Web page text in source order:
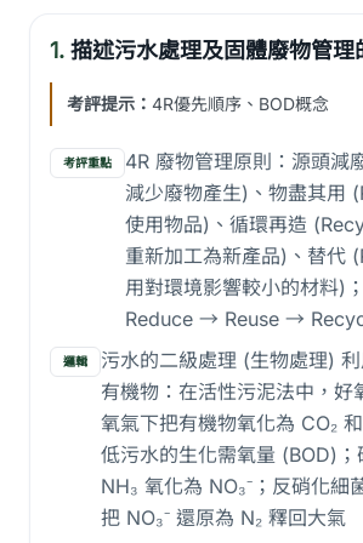
1. 描述污水處理及固體廢物管理
考評提示： 4R優先順序、BOD概念
考評重點
4R 廢物管理原則：源頭
減少廢物產生)、物盡其用
使用物品)、循環再造
重新加工為新產品)、替代
用對環境影響較小的材料)
Reduce → Reuse →
邏輯
污水的二級處理 (生物處理)
有機物：在活性污泥法中，好
氧氣下把有機物氧化為 CO₂
低污水的生化需氧量 (BOD)；
NH₃ 氧化為 NO₃⁻；反硝化細
把 NO₃⁻ 還原為 N₂ 釋回大氣